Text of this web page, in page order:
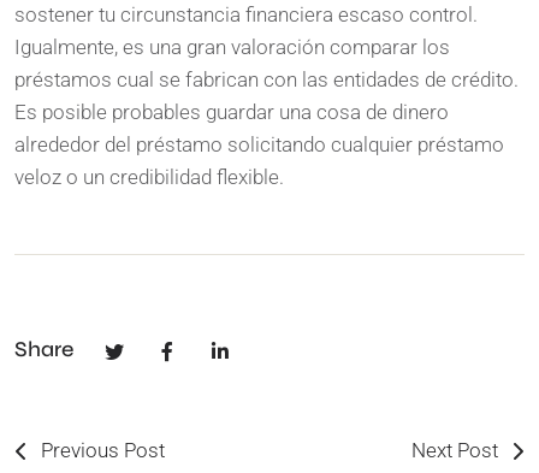
sostener tu circunstancia financiera escaso control.
Igualmente, es una gran valoración comparar los
préstamos cual se fabrican con las entidades de crédito.
Es posible probables guardar una cosa de dinero
alrededor del préstamo solicitando cualquier préstamo
veloz o un credibilidad flexible.
Share
Previous Post Next Post